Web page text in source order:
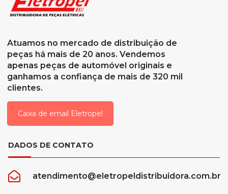
Atuamos no mercado de distribuição de
peças há mais de 20 anos. Vendemos
apenas peças de automóvel originais e
ganhamos a confiança de mais de 320 mil
clientes.
Caixa de email Eletropel
DADOS DE CONTATO
atendimento@eletropeldistribuidora.com.br